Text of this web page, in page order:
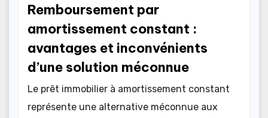
Remboursement par
amortissement constant :
avantages et inconvénients
d’une solution méconnue
Le prêt immobilier à amortissement constant
représente une alternative méconnue aux